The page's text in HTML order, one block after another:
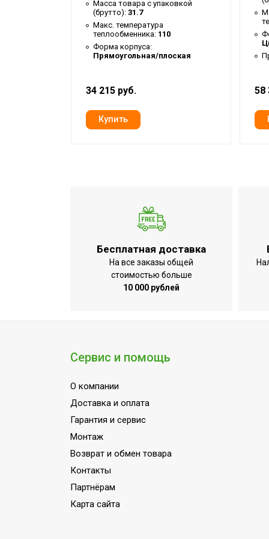
Макс. рабочее давление в
Бренд
Вход/выход теплообменника
Гарантийный срок
Вход/выход ГВС
Высота товара
Объем внутреннего бака
Ширина товара
Вес товара (нетто)
Сбросной клапан в комплекте
Класс оборудования
Наличие магниевого анода
Номинальная тепловая мощность
Количество теплообменников
Материал бака
Наличие BIM модели
Масса товара с упаковкой
(брутто): 31.7
Макс. температура
теплообменника: 110
Форма корпуса:
Прямоугольная/плоская
34 215 руб. 58
Бесплатная доставка
На все заказы общей
стоимостью больше
10 000 рублей
Сервис и помощь
О компании
Доставка и оплата
Гарантия и сервис
Монтаж
Возврат и обмен товара
Контакты
Партнёрам
Карта сайта